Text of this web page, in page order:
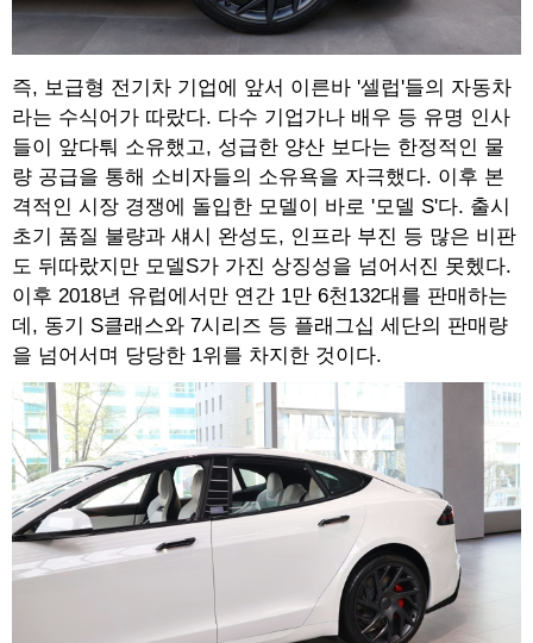
즉, 보급형 전기차 기업에 앞서 이른바 '셀럽'들의 자동차
라는 수식어가 따랐다. 다수 기업가나 배우 등 유명 인사
들이 앞다퉈 소유했고, 성급한 양산 보다는 한정적인 물
량 공급을 통해 소비자들의 소유욕을 자극했다. 이후 본
격적인 시장 경쟁에 돌입한 모델이 바로 '모델 S'다. 출시
초기 품질 불량과 섀시 완성도, 인프라 부진 등 많은 비판
도 뒤따랐지만 모델S가 가진 상징성을 넘어서진 못헸다.
이후 2018년 유럽에서만 연간 1만 6천132대를 판매하는
데, 동기 S클래스와 7시리즈 등 플래그십 세단의 판매량
을 넘어서며 당당한 1위를 차지한 것이다.